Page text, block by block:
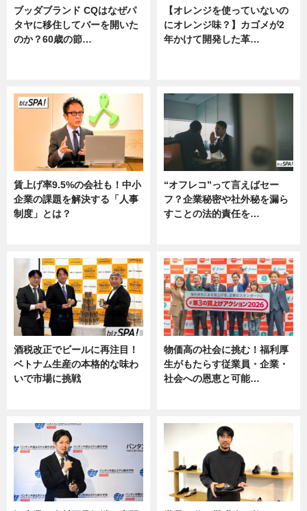
ブッダブランド CQはなぜパ
タヤに移住してバーを開いた
のか？60歳の節…
【オレンジを使っていないの
にオレンジ味？】カゴメが2
年かけて開発した革…
賃上げ率9.5%の会社も！中小
企業の課題を解決する「人事
制度」とは？
“オフレコ”って言えばセー
フ？企業秘密や社外秘を漏ら
すことの法的責任を…
酒税改正でビールに再注目！
ベトナム生産の本格的な味わ
いで市場に挑戦
物価高の社会に挑む！福利厚
生がもたらす従業員・企業・
社会への恩恵と可能…